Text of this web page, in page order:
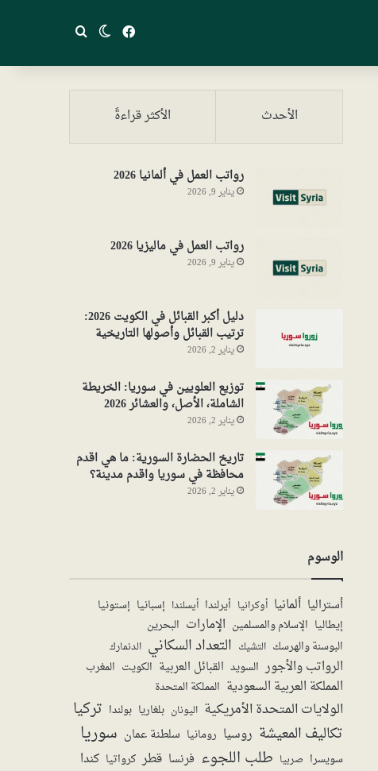
فيسبوكالوضع المظلم
بحث عن
الأحدث الأكثر قراءةً
رواتب العمل في ألمانيا 2026
يناير 9, 2026
رواتب العمل في ماليزيا 2026
يناير 9, 2026
دليل أكبر القبائل في الكويت 2026:
ترتيب القبائل وأصولها التاريخية
يناير 2, 2026
توزيع العلويين في سوريا: الخريطة
الشاملة، الأصل، والعشائر 2026
يناير 2, 2026
تاريخ الحضارة السورية: ما هي اقدم
محافظة في سوريا واقدم مدينة؟
يناير 2, 2026
الوسوم
أستراليا ألمانيا أوكرانيا أيرلندا أيسلندا إسبانيا إستونيا
إيطاليا الإسلام والمسلمين الإمارات البحرين
البوسنة والهرسك التشيك التعداد السكاني الدنمارك
الرواتب والأجور السويد القبائل العربية الكويت المغرب
المملكة العربية السعودية المملكة المتحدة
الولايات المتحدة الأمريكية اليونان بلغاريا بولندا تركيا
تكاليف المعيشة روسيا رومانيا سلطنة عمان سوريا
سويسرا صربيا طلب اللجوء فرنسا قطر كرواتيا كندا